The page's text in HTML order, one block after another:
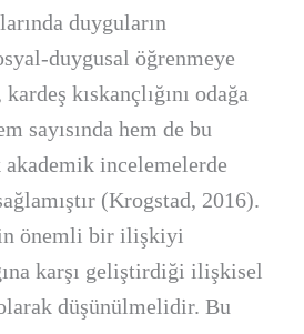
duyguların
duygusal öğrenmeye
kıskançlığını odağa
sayısında hem de bu
incelemelerde
(Krogstad, 2016).
önemli bir ilişkiyi
karşı geliştirdiği ilişkisel
düşünülmelidir. Bu